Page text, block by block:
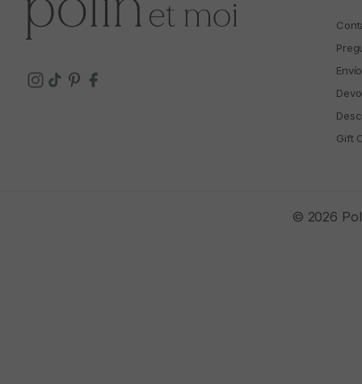
Gift
© 2026